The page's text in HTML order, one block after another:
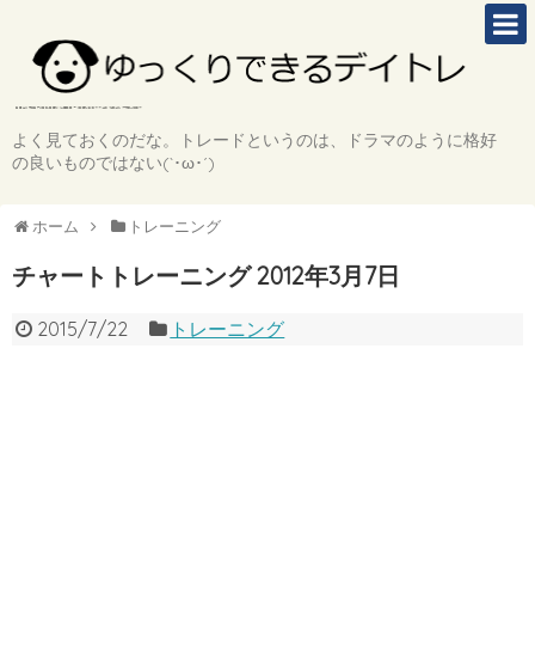
よく見ておくのだな。トレードというのは、ドラマのように格好
の良いものではない(`･ω･´)
ホーム トレーニング
チャートトレーニング 2012年3月7日
2015/7/22 トレーニング